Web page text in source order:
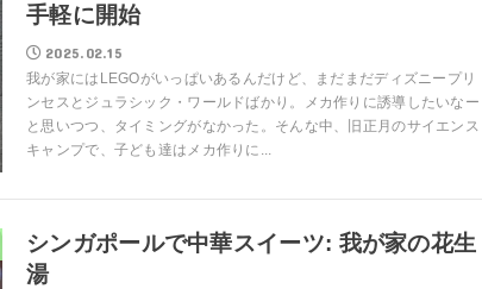
手軽に開始
2025.02.15
我が家にはLEGOがいっぱいあるんだけど、まだまだディズニープリ
ンセスとジュラシック・ワールドばかり。メカ作りに誘導したいなー
と思いつつ、タイミングがなかった。そんな中、旧正月のサイエンス
キャンプで、子ども達はメカ作りに...
シンガポールで中華スイーツ: 我が家の花生
湯